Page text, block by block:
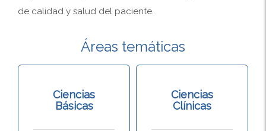
de calidad y salud del paciente.
Áreas temáticas
Ciencias
Básicas
Ciencias
Clínicas